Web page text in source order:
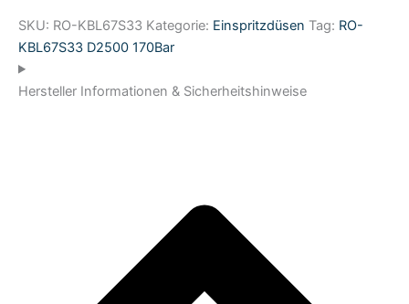
SKU: RO-KBL67S33 Kategorie: Einspritzdüsen Tag: RO-
KBL67S33 D2500 170Bar
Hersteller Informationen & Sicherheitshinweise